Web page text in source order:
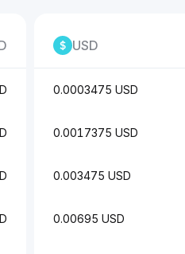
USD
0.0003475 USD
0.0017375 USD
0.003475 USD
0.00695 USD